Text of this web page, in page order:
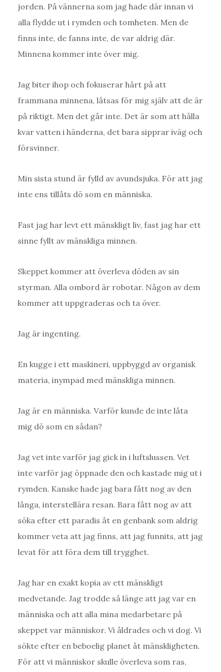
jorden. På vännerna som jag hade där innan vi
alla flydde ut i rymden och tomheten. Men de
finns inte, de fanns inte, de var aldrig där.
Minnena kommer inte över mig.
Jag biter ihop och fokuserar hårt på att
frammana minnena, låtsas för mig själv att de är
på riktigt. Men det går inte. Det är som att hålla
kvar vatten i händerna, det bara sipprar iväg och
försvinner.
Min sista stund är fylld av avundsjuka. För att jag
inte ens tillåts dö som en människa.
Fast jag har levt ett mänskligt liv, fast jag har ett
sinne fyllt av mänskliga minnen.
Skeppet kommer att överleva döden av sin
styrman. Alla ombord är robotar. Någon av dem
kommer att uppgraderas och ta över.
Jag är ingenting.
En kugge i ett maskineri, uppbyggd av organisk
materia, inympad med mänskliga minnen.
Jag är en människa. Varför kunde de inte låta
mig dö som en sådan?
Jag vet inte varför jag gick in i luftslussen. Vet
inte varför jag öppnade den och kastade mig ut i
rymden. Kanske hade jag bara fått nog av den
långa, interstellära resan. Bara fått nog av att
söka efter ett paradis åt en genbank som aldrig
kommer veta att jag finns, att jag funnits, att jag
levat för att föra dem till trygghet.
Jag har en exakt kopia av ett mänskligt
medvetande. Jag trodde så länge att jag var en
människa och att alla mina medarbetare på
skeppet var människor. Vi åldrades och vi dog. Vi
sökte efter en beboelig planet åt mänskligheten.
För att vi människor skulle överleva som ras,